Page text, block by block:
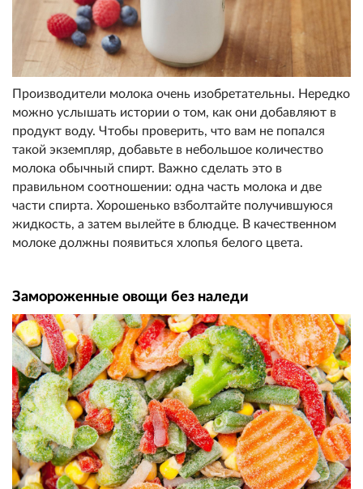
Производители молока очень изобретательны. Нередко
можно услышать истории о том, как они добавляют в
продукт воду. Чтобы проверить, что вам не попался
такой экземпляр, добавьте в небольшое количество
молока обычный спирт. Важно сделать это в
правильном соотношении: одна часть молока и две
части спирта. Хорошенько взболтайте получившуюся
жидкость, а затем вылейте в блюдце. В качественном
молоке должны появиться хлопья белого цвета.
Замороженные овощи без наледи